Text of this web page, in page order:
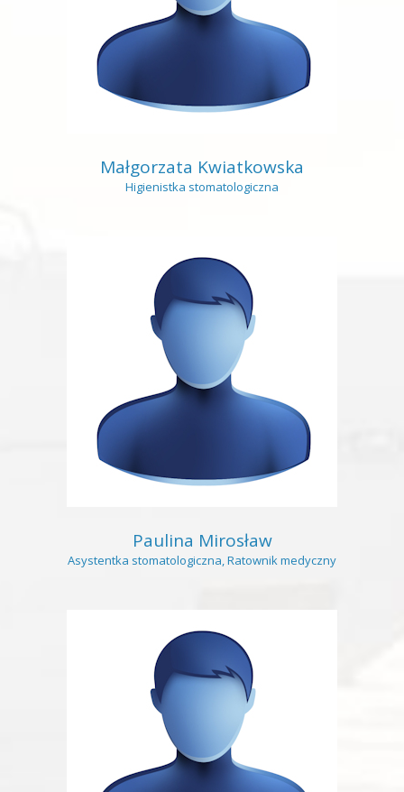
Małgorzata Kwiatkowska
Higienistka stomatologiczna
Paulina Mirosław
Asystentka stomatologiczna, Ratownik medyczny